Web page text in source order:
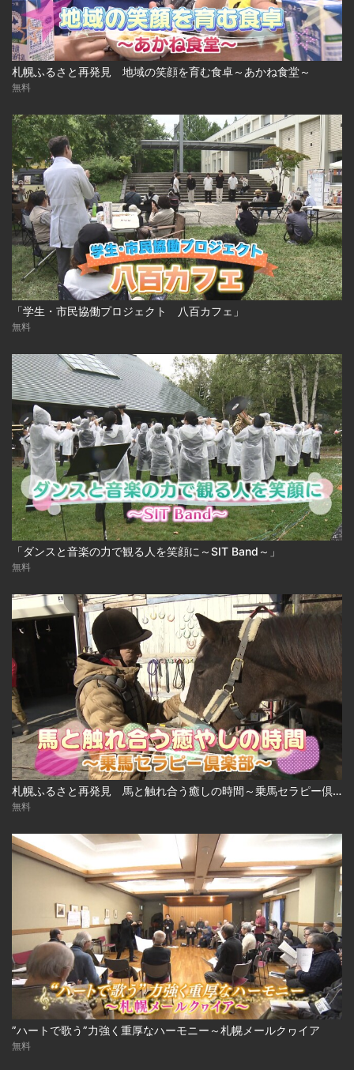
札幌ふるさと再発見 地域の笑顔を育む食卓～あかね食堂～
無料
「学生・市民協働プロジェクト 八百カフェ」
無料
「ダンスと音楽の力で観る人を笑顔に～SIT Band～」
無料
札幌ふるさと再発見 馬と触れ合う癒しの時間～乗馬セラピー倶楽部～
無料
”ハートで歌う”力強く重厚なハーモニー～札幌メールクヮイア
無料